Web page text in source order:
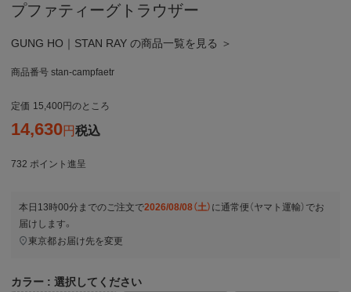
プファティーグトラウザー
GUNG HO｜STAN RAY の商品一覧を見る ＞
商品番号 stan-campfaetr
定価 15,400 のところ
14,630 税込
732 ポイント進呈
本日 13時00分 までのご注文で2026/08/08（土） に通常便（ヤマト運輸） でお
届けします。
東京都お届け先を変更
カラー 選択してください